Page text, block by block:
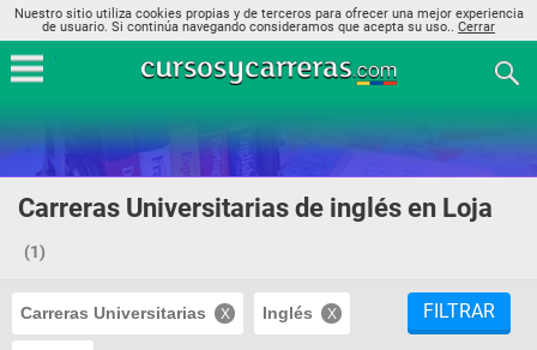
Nuestro sitio utiliza cookies propias y de terceros para ofrecer una mejor experiencia
de usuario. Si continúa navegando consideramos que acepta su uso.. Cerrar
Carreras Universitarias de inglés en Loja
(1)
Carreras Universitarias Inglés FILTRAR